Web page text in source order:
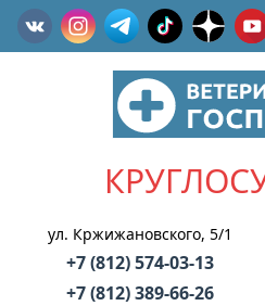
ул. Кржижановского, 5/1
+7 (812) 574-03-13
+7 (812) 389-66-26